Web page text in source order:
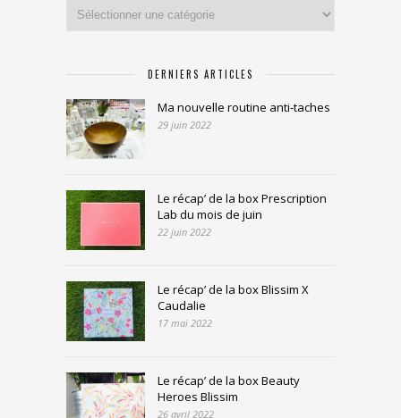
DERNIERS ARTICLES
Ma nouvelle routine anti-taches
29 juin 2022
Le récap’ de la box Prescription
Lab du mois de juin
22 juin 2022
Le récap’ de la box Blissim X
Caudalie
17 mai 2022
Le récap’ de la box Beauty
Heroes Blissim
26 avril 2022